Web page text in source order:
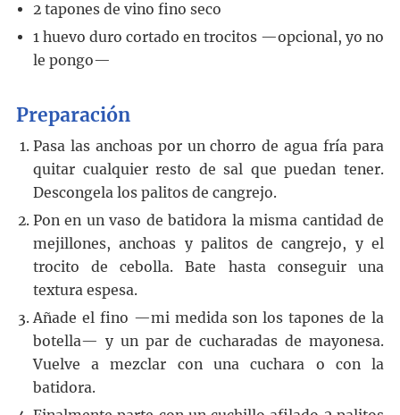
2 tapones de vino fino seco
1 huevo duro cortado en trocitos —opcional, yo no
le pongo—
Preparación
Pasa las anchoas por un chorro de agua fría para
quitar cualquier resto de sal que puedan tener.
Descongela los palitos de cangrejo.
Pon en un vaso de batidora la misma cantidad de
mejillones, anchoas y palitos de cangrejo, y el
trocito de cebolla. Bate hasta conseguir una
textura espesa.
Añade el fino —mi medida son los tapones de la
botella— y un par de cucharadas de mayonesa.
Vuelve a mezclar con una cuchara o con la
batidora.